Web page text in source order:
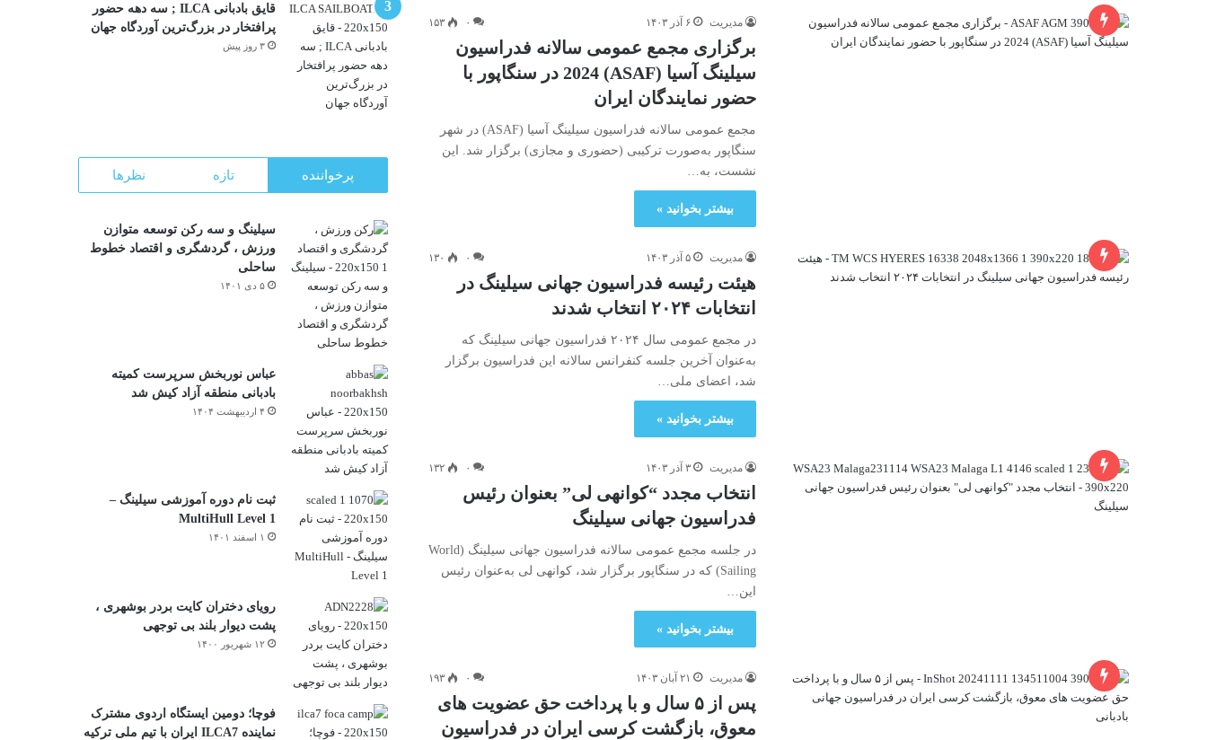
مدیریت ۶ آذر ۱۴۰۳ ۰ ۱۵۳
برگزاری مجمع عمومی سالانه فدراسیون
سیلینگ آسیا (ASAF) 2024 در سنگاپور با
حضور نمایندگان ایران
مجمع عمومی سالانه فدراسیون سیلینگ آسیا (ASAF) در شهر
سنگاپور به‌صورت ترکیبی (حضوری و مجازی) برگزار شد. این
نشست، به…
بیشتر بخوانید »
مدیریت ۵ آذر ۱۴۰۳ ۰ ۱۳۰
هیئت رئیسه فدراسیون جهانی سیلینگ در
انتخابات ۲۰۲۴ انتخاب شدند
در مجمع عمومی سال ۲۰۲۴ فدراسیون جهانی سیلینگ که
به‌عنوان آخرین جلسه کنفرانس سالانه این فدراسیون برگزار
شد، اعضای ملی…
بیشتر بخوانید »
مدیریت ۳ آذر ۱۴۰۳ ۰ ۱۳۲
انتخاب مجدد “کوانهی لی” بعنوان رئیس
فدراسیون جهانی سیلینگ
در جلسه مجمع عمومی سالانه فدراسیون جهانی سیلینگ (World
Sailing) که در سنگاپور برگزار شد، کوانهی لی به‌عنوان رئیس
این…
بیشتر بخوانید »
مدیریت ۲۱ آبان ۱۴۰۳ ۰ ۱۹۳
پس از ۵ سال و با پرداخت حق عضویت های
معوق، بازگشت کرسی ایران در فدراسیون
قایق بادبانی ILCA ; سه دهه حضور
پرافتخار در بزرگ‌ترین آوردگاه جهان
۳ روز پیش
پرخواننده تازه نظرها
سیلینگ و سه رکن توسعه متوازن
ورزش ، گردشگری و اقتصاد خطوط
ساحلی
۵ دی ۱۴۰۱
عباس نوربخش سرپرست کمیته
بادبانی منطقه آزاد کیش شد
۴ اردیبهشت ۱۴۰۴
ثبت نام دوره آموزشی سیلینگ –
MultiHull Level 1
۱ اسفند ۱۴۰۱
رویای دختران کایت بردر بوشهری ،
پشت دیوار بلند بی توجهی
۱۲ شهریور ۱۴۰۰
فوچا؛ دومین ایستگاه اردوی مشترک
نماینده ILCA7 ایران با تیم ملی ترکیه